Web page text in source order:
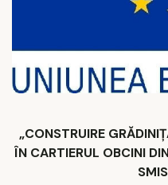
„CONSTRUIRE
ÎN CARTIERUL OBCINI